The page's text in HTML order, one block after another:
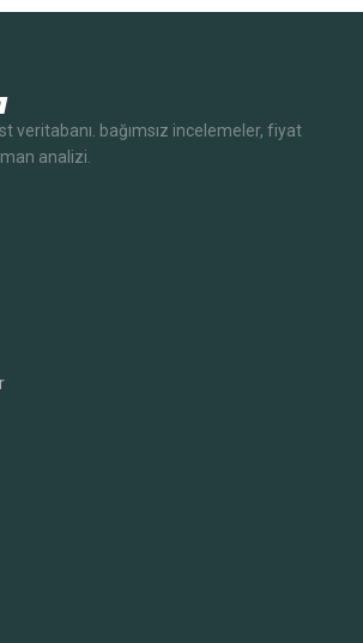
veritabanı. bağımsız incelemeler, fiyat
analizi.